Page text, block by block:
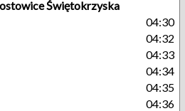
Świętokrzyska
04:30
04:32
04:33
04:34
04:35
04:36